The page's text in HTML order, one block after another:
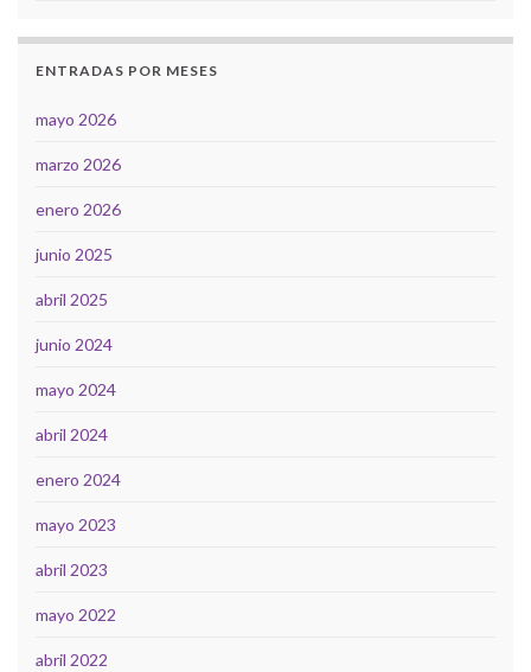
ENTRADAS POR MESES
mayo 2026
marzo 2026
enero 2026
junio 2025
abril 2025
junio 2024
mayo 2024
abril 2024
enero 2024
mayo 2023
abril 2023
mayo 2022
abril 2022